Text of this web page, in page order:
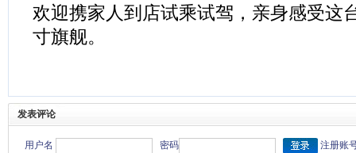
欢迎携家人到店试乘试驾，亲身感受这
寸旗舰。
发表评论
用户名 密码 注册账